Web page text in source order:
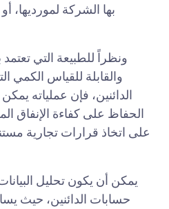
بها الشركة لمورديها،
ونظراً للطبيعة التي
والقابلة للقياس الكمي
الدائنين، فإن عملياته
الحفاظ على كفاءة
على اتخاذ قرارات تجارية
يمكن أن يكون تحليل
حسابات الدائنين، حيث